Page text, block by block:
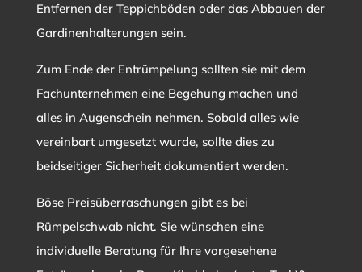
Entfernen der Teppichböden oder das Abbauen der
Gardinenhalterungen sein.
Zum Ende der Entrümpelung sollten sie mit dem
Fachunternehmen eine Begehung machen und
alles in Augenschein nehmen. Sobald alles wie
vereinbart umgesetzt wurde, sollte dies zu
beidseitiger Sicherheit dokumentiert werden.
Böse Preisüberraschungen gibt es bei
Rümpelschwab nicht. Sie wünschen eine
individuelle Beratung für Ihre vorgesehene